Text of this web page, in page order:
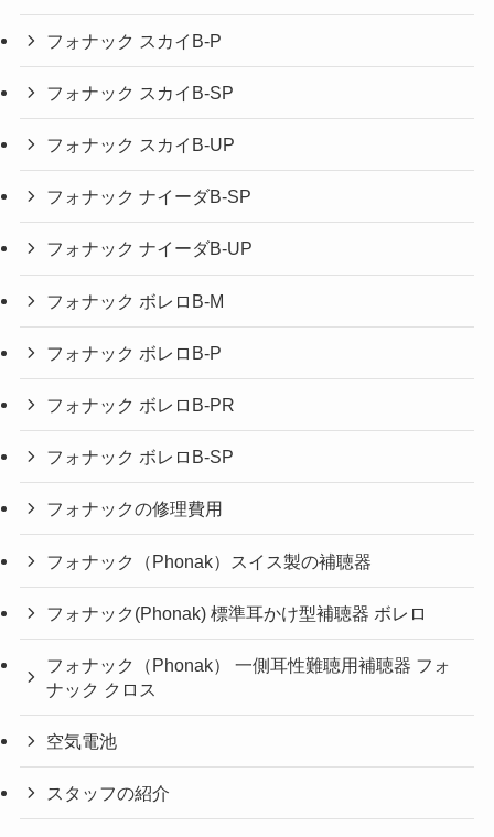
フォナック スカイB-P
フォナック スカイB-SP
フォナック スカイB-UP
フォナック ナイーダB-SP
フォナック ナイーダB-UP
フォナック ボレロB-M
フォナック ボレロB-P
フォナック ボレロB-PR
フォナック ボレロB-SP
フォナックの修理費用
フォナック（Phonak）スイス製の補聴器
フォナック(Phonak) 標準耳かけ型補聴器 ボレロ
フォナック（Phonak） 一側耳性難聴用補聴器 フォ
ナック クロス
空気電池
スタッフの紹介